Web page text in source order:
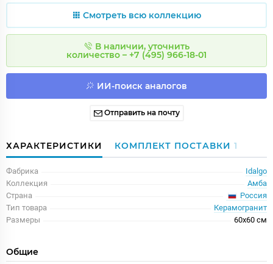
Смотреть всю коллекцию
В наличии, уточнить
количество – +7 (495) 966-18-01
ИИ-поиск аналогов
Отправить на почту
ХАРАКТЕРИСТИКИ КОМПЛЕКТ ПОСТАВКИ 1
Фабрика
Idalgo
Коллекция
Амба
Страна
Россия
Тип товара
Керамогранит
Размеры
60x60 см
Общие